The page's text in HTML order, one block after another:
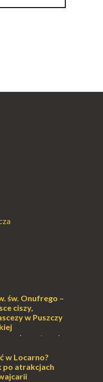
św. Onufrego –
ciszy,
w Puszczy
może wydawać
życiem. Dla
z B...
w Locarno?
po atrakcjach